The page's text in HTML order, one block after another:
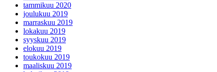
tammikuu 2020
joulukuu 2019
marraskuu 2019
lokakuu 2019
syyskuu 2019
elokuu 2019
toukokuu 2019
maaliskuu 2019